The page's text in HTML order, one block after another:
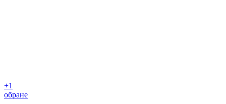
+1
обране